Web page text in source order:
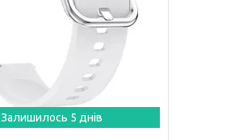
Залишилось 5 днів